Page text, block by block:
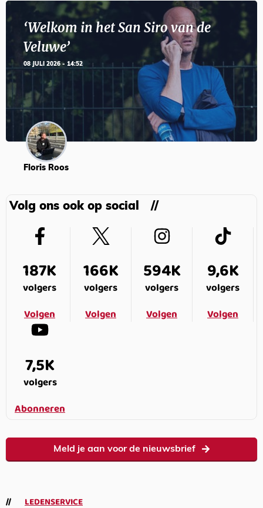
‘Welkom in het San Siro van de
Veluwe’
08 JULI 2026 - 14:52
Floris Roos
Volg ons ook op social
187K
volgers
Volgen
166K
volgers
Volgen
594K
volgers
Volgen
9,6K
volgers
Volgen
7,5K
volgers
Abonneren
Meld je aan voor de nieuwsbrief
LEDENSERVICE